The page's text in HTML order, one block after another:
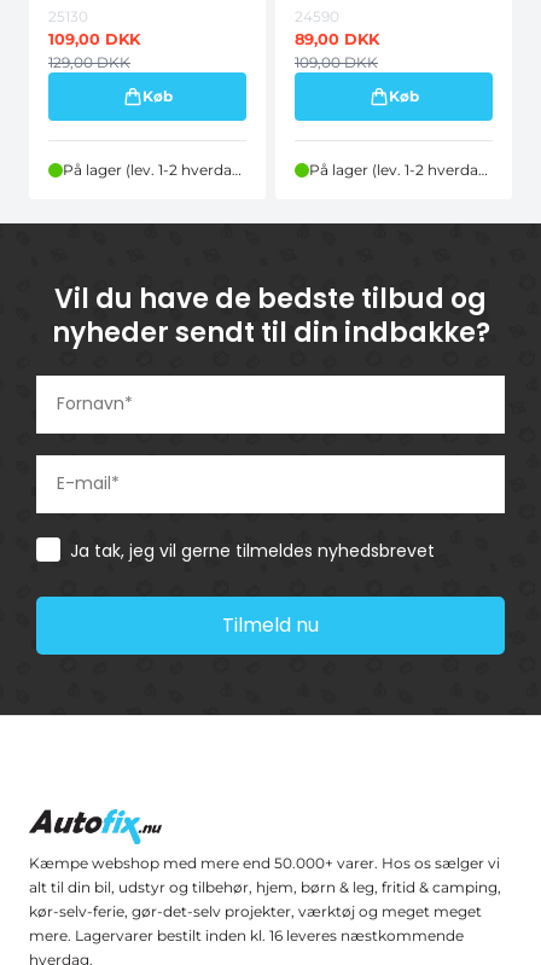
25130
109,00 DKK
129,00DKK
Køb
På lager (lev. 1-2 hverdage)
24590
89,00 DKK
109,00DKK
Køb
På lager (lev. 1-2 hverdage)
Vil du have de bedste tilbud og
nyheder sendt til din indbakke?
Consent
Ja tak, jeg vil gerne tilmeldes nyhedsbrevet
Tilmeld nu
Kæmpe webshop med mere end 50.000+ varer. Hos os sælger vi
alt til din bil, udstyr og tilbehør, hjem, børn & leg, fritid & camping,
kør-selv-ferie, gør-det-selv projekter, værktøj og meget meget
mere. Lagervarer bestilt inden kl. 16 leveres næstkommende
hverdag.